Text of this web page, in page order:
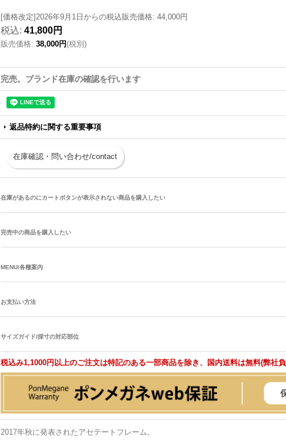
販売価格: 38,000円 (税別)
税込: 41,800円
[価格改定]2026年9月1日からの税込販売価格: 44,000円
完売。ブランド在庫の確認を行います
返品特約に関する重要事項
在庫確認・問い合わせ/contact
在庫があるのにカートボタンが表示されない商品を購入したい
完売中の商品を購入したい
MENU/各種案内
お支払い方法
サイズガイド/採寸の対応部位
税込み1,1000円以上のご注文は特記のある一部商品を除き、国内送料は無料(弊社負
2017年秋に発表されたアセテートフレーム。